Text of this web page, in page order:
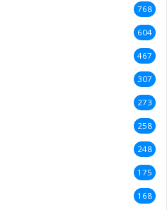
768
604
467
307
273
258
248
175
168